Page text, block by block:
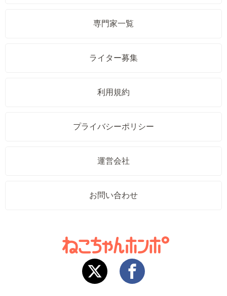
専門家一覧
ライター募集
利用規約
プライバシーポリシー
運営会社
お問い合わせ